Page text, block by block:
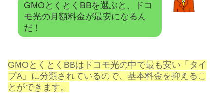
GMOとくとくBBを選ぶと、ドコ
モ光の月額料金が最安になるん
だ！
GMOとくとくBBはドコモ光の中で最も安い「タイ
プA」に分類されているので、基本料金を抑えるこ
とができます。